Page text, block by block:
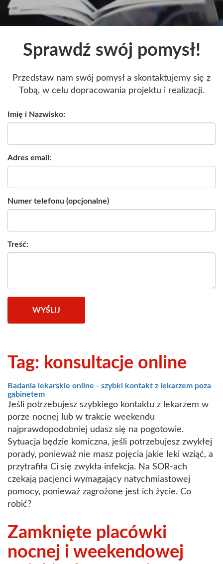
Sprawdź swój pomysł!
Przedstaw nam swój pomysł a skontaktujemy się z
Tobą, w celu dopracowania projektu i realizacji.
Imię i Nazwisko:
Adres email:
Numer telefonu (opcjonalne)
Treść:
WYŚLIJ
Tag: konsultacje online
Badania lekarskie online - szybki kontakt z lekarzem poza
gabinetem
Jeśli potrzebujesz szybkiego kontaktu z lekarzem w
porze nocnej lub w trakcie weekendu
najprawdopodobniej udasz się na pogotowie.
Sytuacja będzie komiczna, jeśli potrzebujesz zwykłej
porady, ponieważ nie masz pojęcia jakie leki wziąć, a
przytrafiła Ci się zwykła infekcja. Na SOR-ach
czekają pacjenci wymagający natychmiastowej
pomocy, ponieważ zagrożone jest ich życie. Co
robić?
Zamknięte placówki
nocnej i weekendowej